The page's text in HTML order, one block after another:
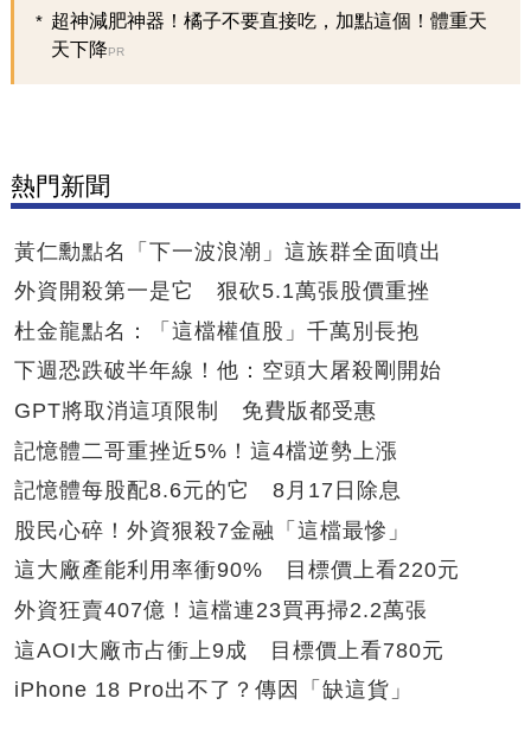
超神減肥神器！橘子不要直接吃，加點這個！體重天
天下降PR
熱門新聞
黃仁勳點名「下一波浪潮」這族群全面噴出
外資開殺第一是它 狠砍5.1萬張股價重挫
杜金龍點名：「這檔權值股」千萬別長抱
下週恐跌破半年線！他：空頭大屠殺剛開始
GPT將取消這項限制 免費版都受惠
記憶體二哥重挫近5%！這4檔逆勢上漲
記憶體每股配8.6元的它 8月17日除息
股民心碎！外資狠殺7金融「這檔最慘」
這大廠產能利用率衝90% 目標價上看220元
外資狂賣407億！這檔連23買再掃2.2萬張
這AOI大廠市占衝上9成 目標價上看780元
iPhone 18 Pro出不了？傳因「缺這貨」